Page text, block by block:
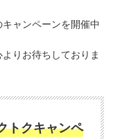
ャンペーンを開催中
りお待ちしておりま
トクキャンペ